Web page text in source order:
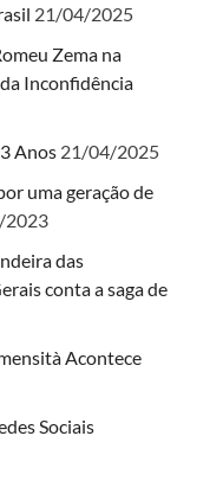
21/04/2025
Zema na
Inconfidência
Anos 21/04/2025
uma geração de
2023
das
conta a saga de
Acontece
Sociais